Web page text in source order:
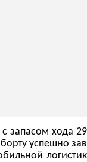
запасом хода 29
успешно зав
логистик